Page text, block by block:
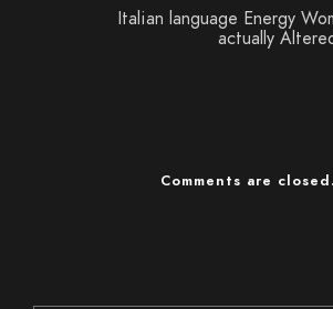
Italian language Energy
actually
Comments are closed.